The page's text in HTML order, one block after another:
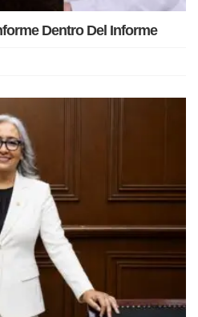
Dentro Del Informe